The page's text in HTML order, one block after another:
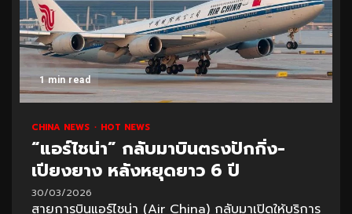
1 min read
CHINA NEWS HOT NEWS
“แอร์ไชน่า” กลับมาบินตรงปักกิ่ง-
เปียงยาง หลังหยุดยาว 6 ปี
30/03/2026
สายการบินแอร์ไชน่า (Air China) กลับมาเปิดให้บริการ